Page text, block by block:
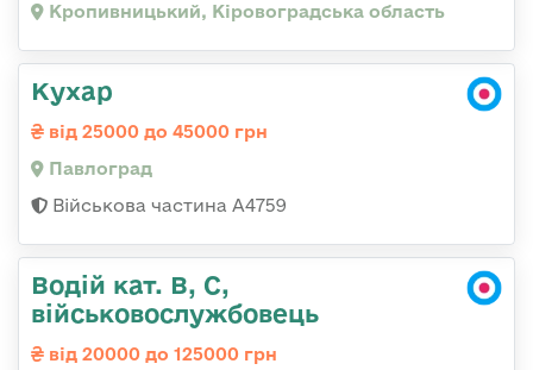
Кропивницький, Кіровоградська область
Кухар
від 25000 до 45000 грн
Павлоград
Військова частина А4759
Водій кат. В, С,
військовослужбовець
від 20000 до 125000 грн